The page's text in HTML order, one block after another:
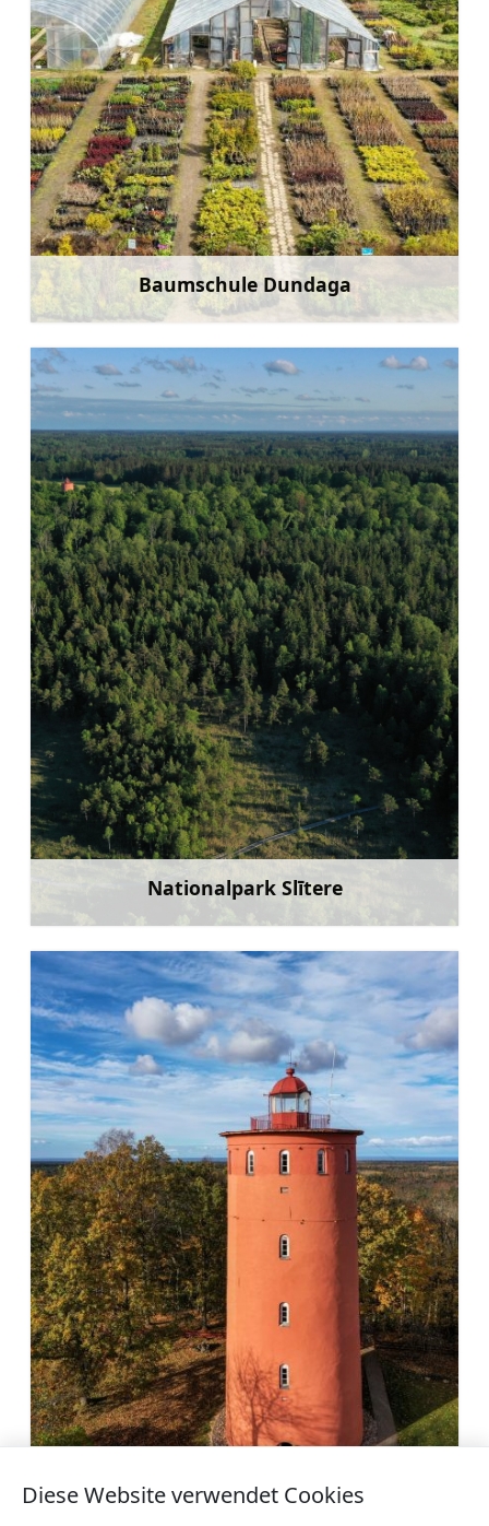
Baumschule Dundaga
Mehr
Nationalpark Slītere
Šlīteres Leuchtturm
Diese Website verwendet Cookies